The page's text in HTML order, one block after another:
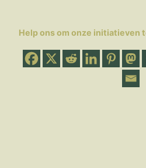
Help ons om onze initiatieven